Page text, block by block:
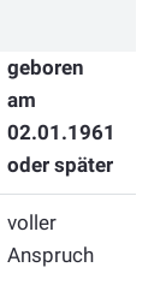
geboren
am
02.01.1961
oder später
voller
Anspruch